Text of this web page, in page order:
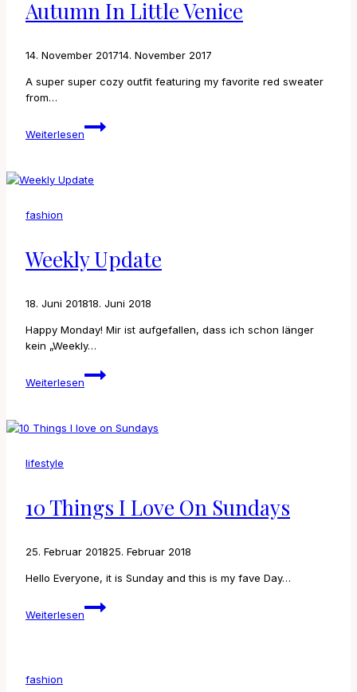
Autumn In Little Venice
14. November 201714. November 2017
A super super cozy outfit featuring my favorite red sweater
from…
Weiterlesen
Autumn
in
fashion
Weekly Update
18. Juni 201818. Juni 2018
Happy Monday! Mir ist aufgefallen, dass ich schon länger
kein „Weekly…
Weiterlesen
Weekly
Update
lifestyle
10 Things I Love On Sundays
25. Februar 201825. Februar 2018
Hello Everyone, it is Sunday and this is my fave Day…
Weiterlesen
10
Things
fashion